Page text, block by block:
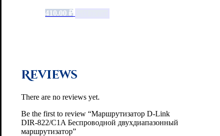
410.00 ₽
Reviews
There are no reviews yet.
Be the first to review “Маршрутизатор D-Link
DIR-822/C1A Беспроводной двухдиапазонный
маршрутизатор”